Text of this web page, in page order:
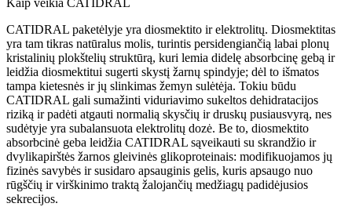
Kaip veikia CATIDRAL
CATIDRAL paketėlyje yra diosmektito ir elektrolitų. Diosmektitas
yra tam tikras natūralus molis, turintis persidengiančią labai plonų
kristalinių plokštelių struktūrą, kuri lemia didelę absorbcinę gebą ir
leidžia diosmektitui sugerti skystį žarnų spindyje; dėl to išmatos
tampa kietesnės ir jų slinkimas žemyn sulėtėja. Tokiu būdu
CATIDRAL gali sumažinti viduriavimo sukeltos dehidratacijos
riziką ir padėti atgauti normalią skysčių ir druskų pusiausvyrą, nes
sudėtyje yra subalansuota elektrolitų dozė. Be to, diosmektito
absorbcinė geba leidžia CATIDRAL sąveikauti su skrandžio ir
dvylikapirštės žarnos gleivinės glikoproteinais: modifikuojamos jų
fizinės savybės ir susidaro apsauginis gelis, kuris apsaugo nuo
rūgščių ir virškinimo traktą žalojančių medžiagų padidėjusios
sekrecijos.